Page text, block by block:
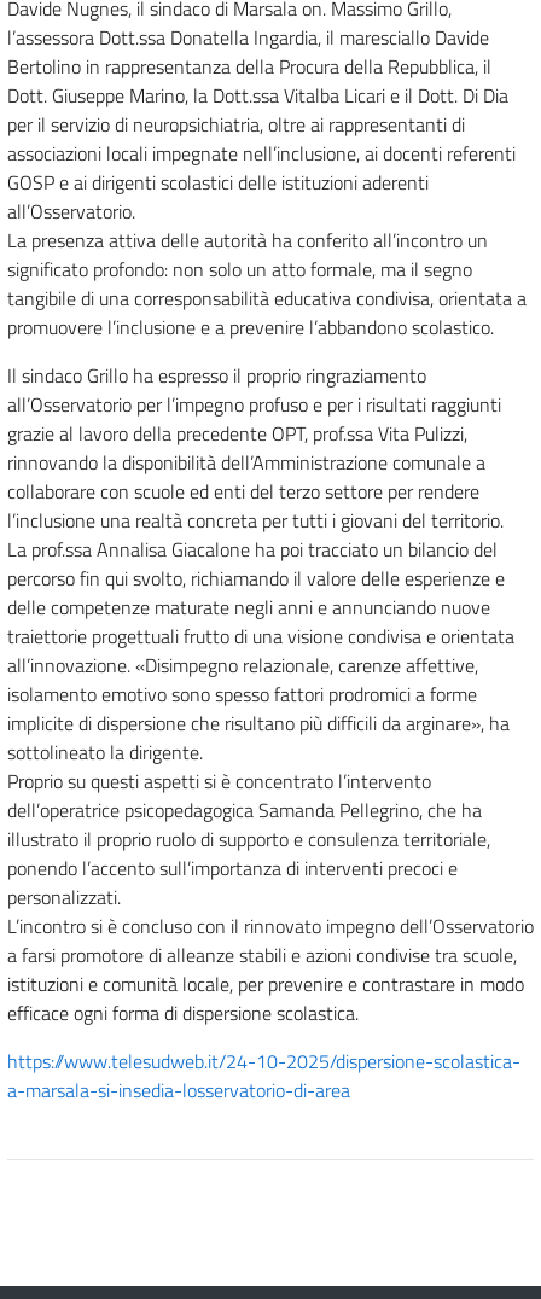
Davide Nugnes, il sindaco di Marsala on. Massimo Grillo,
l’assessora Dott.ssa Donatella Ingardia, il maresciallo Davide
Bertolino in rappresentanza della Procura della Repubblica, il
Dott. Giuseppe Marino, la Dott.ssa Vitalba Licari e il Dott. Di Dia
per il servizio di neuropsichiatria, oltre ai rappresentanti di
associazioni locali impegnate nell’inclusione, ai docenti referenti
GOSP e ai dirigenti scolastici delle istituzioni aderenti
all’Osservatorio.
La presenza attiva delle autorità ha conferito all’incontro un
significato profondo: non solo un atto formale, ma il segno
tangibile di una corresponsabilità educativa condivisa, orientata a
promuovere l’inclusione e a prevenire l’abbandono scolastico.
Il sindaco Grillo ha espresso il proprio ringraziamento
all’Osservatorio per l’impegno profuso e per i risultati raggiunti
grazie al lavoro della precedente OPT, prof.ssa Vita Pulizzi,
rinnovando la disponibilità dell’Amministrazione comunale a
collaborare con scuole ed enti del terzo settore per rendere
l’inclusione una realtà concreta per tutti i giovani del territorio.
La prof.ssa Annalisa Giacalone ha poi tracciato un bilancio del
percorso fin qui svolto, richiamando il valore delle esperienze e
delle competenze maturate negli anni e annunciando nuove
traiettorie progettuali frutto di una visione condivisa e orientata
all’innovazione. «Disimpegno relazionale, carenze affettive,
isolamento emotivo sono spesso fattori prodromici a forme
implicite di dispersione che risultano più difficili da arginare», ha
sottolineato la dirigente.
Proprio su questi aspetti si è concentrato l’intervento
dell’operatrice psicopedagogica Samanda Pellegrino, che ha
illustrato il proprio ruolo di supporto e consulenza territoriale,
ponendo l’accento sull’importanza di interventi precoci e
personalizzati.
L’incontro si è concluso con il rinnovato impegno dell’Osservatorio
a farsi promotore di alleanze stabili e azioni condivise tra scuole,
istituzioni e comunità locale, per prevenire e contrastare in modo
efficace ogni forma di dispersione scolastica.
https://www.telesudweb.it/24-10-2025/dispersione-scolastica-
a-marsala-si-insedia-losservatorio-di-area